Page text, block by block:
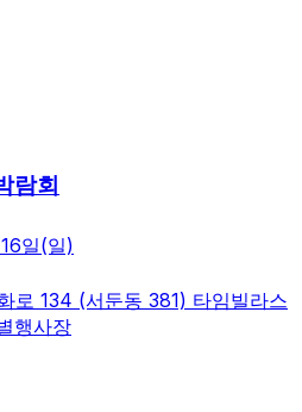
람회
일(일)
로 134 (서둔동 381) 타임빌라스
행사장